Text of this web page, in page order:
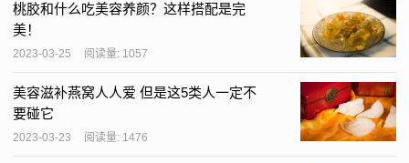
桃胶和什么吃美容养颜？这样搭配是完
美！
2023-03-25 阅读量: 1057
美容滋补燕窝人人爱 但是这5类人一定不
要碰它
2023-03-23 阅读量: 1476